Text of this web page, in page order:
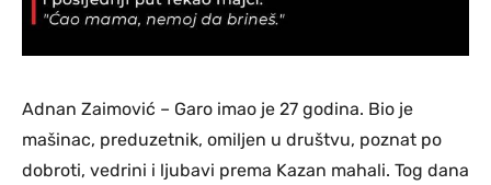
Adnan Zaimović – Garo imao je 27 godina. Bio je
mašinac, preduzetnik, omiljen u društvu, poznat po
dobroti, vedrini i ljubavi prema Kazan mahali. Tog dana